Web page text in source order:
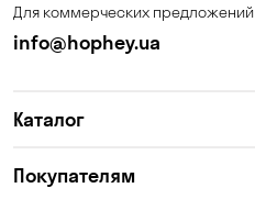
Калиновка
Киев
Для коммерческих предложений
info@hophey.ua
Каталог
Покупателям